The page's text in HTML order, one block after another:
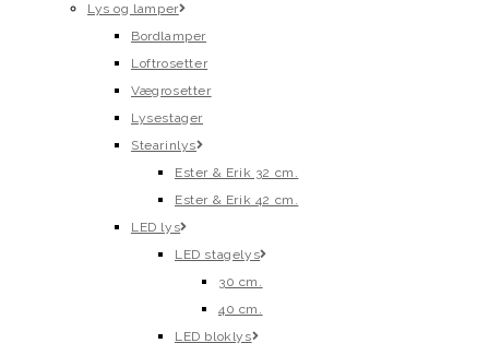
Lys og lamper
Bordlamper
Loftrosetter
Vægrosetter
Lysestager
Stearinlys
Ester & Erik 32 cm.
Ester & Erik 42 cm.
LED lys
LED stagelys
30 cm.
40 cm.
LED bloklys